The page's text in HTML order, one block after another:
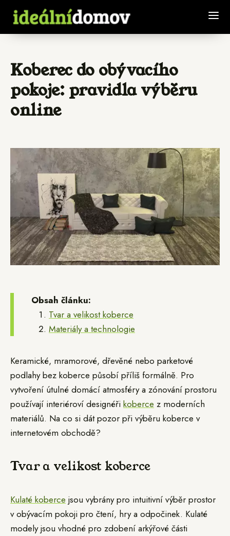
Koberec do obývacího
pokoje: pravidla výběru
online
Obsah článku:
Tvar a velikost koberce
Materiály a technologie
Keramické, mramorové, dřevěné nebo parketové
podlahy bez koberce působí příliš formálně. Pro
vytvoření útulné domácí atmosféry a zónování prostoru
používají interiéroví designéři koberce z moderních
materiálů. Na co si dát pozor při výběru koberce v
internetovém obchodě?
Tvar a velikost koberce
Kulaté koberce jsou vybrány pro intuitivní výběr prostor
v obývacím pokoji pro čtení, hry a odpočinek. Kulaté
modely jsou vhodné pro zdobení arkýřové části